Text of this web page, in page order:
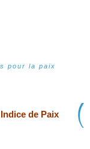
pour la paix
Indice de Paix